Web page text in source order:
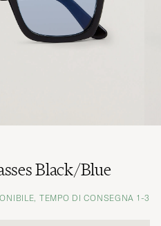
Black/Blue
TEMPO DI CONSEGNA 1-3